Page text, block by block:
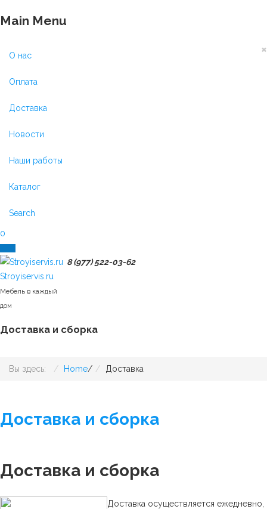
Main Menu
×
О нас
Оплата
Доставка
Новости
Наши работы
Каталог
Search
0
Stroyiservis.ru
Мебель в каждый
дом
8 (977) 522-03-62
Доставка и сборка
Вы здесь: Home/ Доставка
Доставка и сборка
Доставка и сборка
Доставка осуществляется ежедневно,